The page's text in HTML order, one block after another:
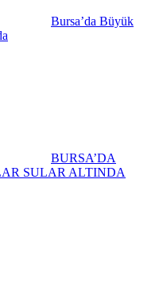
Bursa’da Büyük
BURSA’DA
SULAR ALTINDA